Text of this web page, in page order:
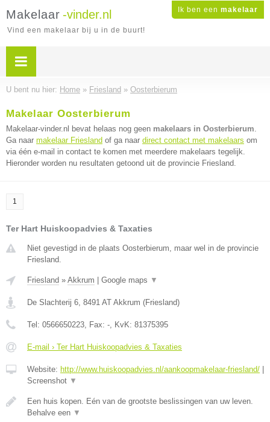
Ik ben een makelaar
Makelaar -vinder.nl
Vind een makelaar bij u in de buurt!
U bent nu hier: Home » Friesland » Oosterbierum
Makelaar Oosterbierum
Makelaar-vinder.nl bevat helaas nog geen makelaars in Oosterbierum.
Ga naar makelaar Friesland of ga naar direct contact met makelaars om
via één e-mail in contact te komen met meerdere makelaars tegelijk.
Hieronder worden nu resultaten getoond uit de provincie Friesland.
1
Ter Hart Huiskoopadvies & Taxaties
Niet gevestigd in de plaats Oosterbierum, maar wel in de provincie
Friesland.
Friesland » Akkrum Google maps ▼
De Slachterij 6, 8491 AT Akkrum (Friesland)
Tel: 0566650223, Fax: -, KvK: 81375395
E-mail › Ter Hart Huiskoopadvies & Taxaties
Website: http://www.huiskoopadvies.nl/aankoopmakelaar-friesland/
Screenshot ▼
Een huis kopen. Eén van de grootste beslissingen van uw leven.
Behalve een ▼